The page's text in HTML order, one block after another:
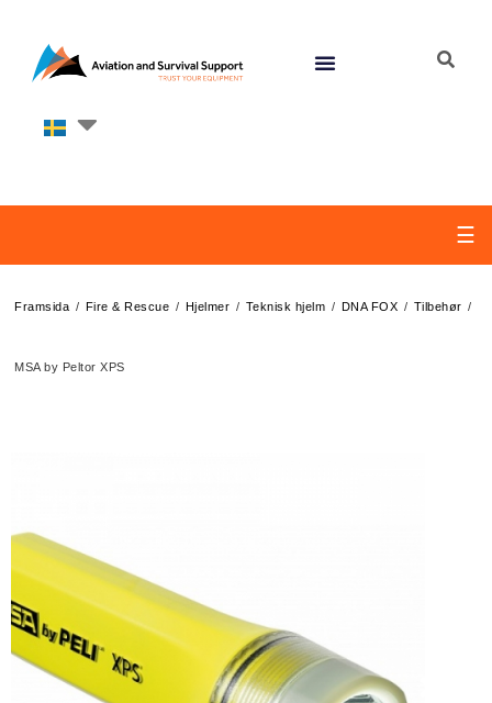
☰
Framsida / Fire & Rescue / Hjelmer / Teknisk hjelm / DNA FOX / Tilbehør /
MSA by Peltor XPS